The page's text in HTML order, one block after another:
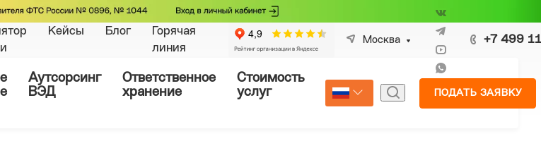
Кейсы Блог
Горячая
линия
Москва +7 499
Аутсорсинг
ВЭД
Ответственное
хранение
Стоимость
услуг
Страхование
Select Language
ПОДАТЬ ЗАЯВКУ